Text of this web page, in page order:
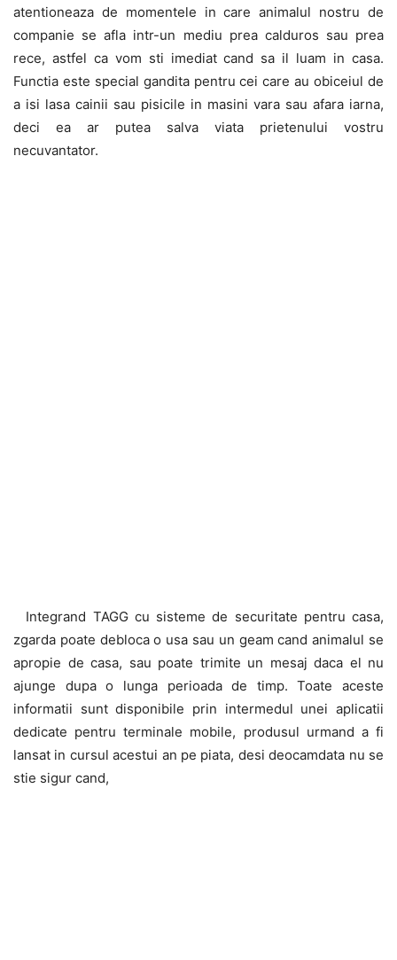
atentioneaza de momentele in care animalul nostru de
companie se afla intr-un mediu prea calduros sau prea
rece, astfel ca vom sti imediat cand sa il luam in casa.
Functia este special gandita pentru cei care au obiceiul de
a isi lasa cainii sau pisicile in masini vara sau afara iarna,
deci ea ar putea salva viata prietenului vostru
necuvantator.
Integrand TAGG cu sisteme de securitate pentru casa,
zgarda poate debloca o usa sau un geam cand animalul se
apropie de casa, sau poate trimite un mesaj daca el nu
ajunge dupa o lunga perioada de timp. Toate aceste
informatii sunt disponibile prin intermedul unei aplicatii
dedicate pentru terminale mobile, produsul urmand a fi
lansat in cursul acestui an pe piata, desi deocamdata nu se
stie sigur cand,